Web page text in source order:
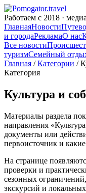
Работаем с 2018 ·
ГлавнаяНовости
и городаРекламаО нас
Все новости
туризмСемейный
Главная /Категории /
Категория
Культура и
Материалы раздела
направления
документы или
первоисточник и
На странице
проверки и
сезонных
экскурсий и